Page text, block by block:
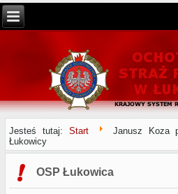
Jesteś tutaj: Start
Janusz Koza
Łukowicy
OSP Łukowica